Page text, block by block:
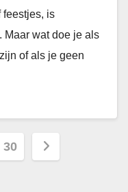
feestjes, is
Maar wat doe je als
of als je geen
30